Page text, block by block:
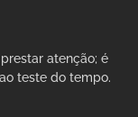
atenção; é
teste do tempo.